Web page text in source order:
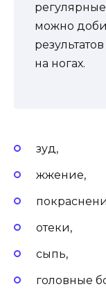
можно
на ногах.
зуд,
жжение,
отеки,
сыпь,
головные